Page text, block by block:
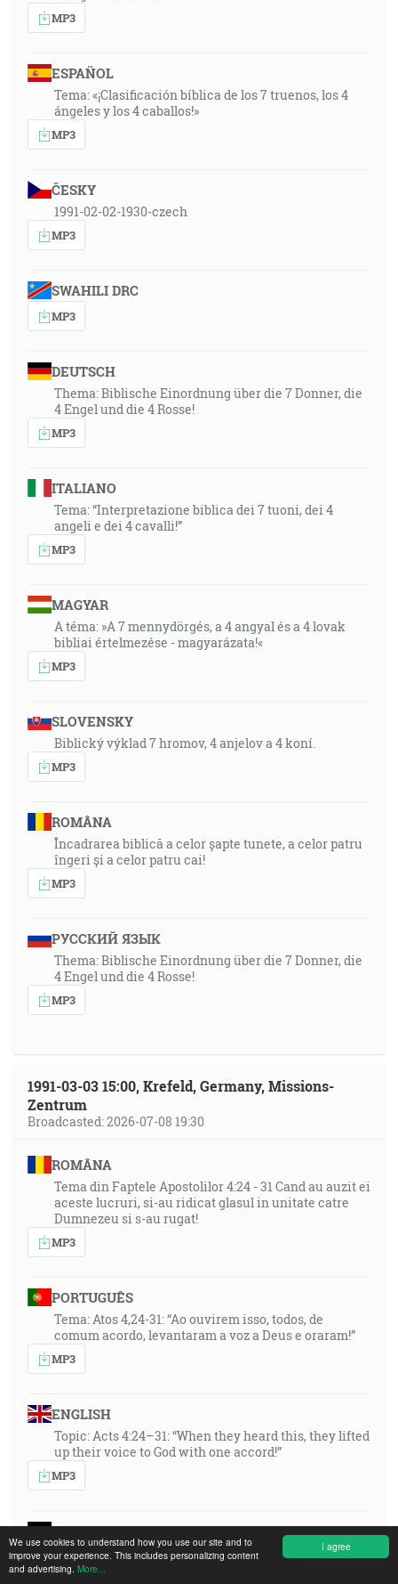
I agree
We use cookies to understand how you use our site and to
improve your experience. This includes personalizing content
and advertising. More...
MP3
ESPAÑOL
Tema: «¡Clasificación bíblica de los 7 truenos, los 4
ángeles y los 4 caballos!»
MP3
ČESKY
1991-02-02-1930-czech
MP3
SWAHILI DRC
MP3
DEUTSCH
Thema: Biblische Einordnung über die 7 Donner, die
4 Engel und die 4 Rosse!
MP3
ITALIANO
Tema: “Interpretazione biblica dei 7 tuoni, dei 4
angeli e dei 4 cavalli!”
MP3
MAGYAR
A téma: »A 7 mennydörgés, a 4 angyal és a 4 lovak
bibliai értelmezése - magyarázata!«
MP3
SLOVENSKY
Biblický výklad 7 hromov, 4 anjelov a 4 koní.
MP3
ROMÂNA
Încadrarea biblică a celor șapte tunete, a celor patru
îngeri și a celor patru cai!
MP3
РУССКИЙ ЯЗЫК
Thema: Biblische Einordnung über die 7 Donner, die
4 Engel und die 4 Rosse!
MP3
1991-03-03 15:00, Krefeld, Germany, Missions-
Zentrum
Broadcasted: 2026-07-08 19:30
ROMÂNA
Tema din Faptele Apostolilor 4:24 - 31 Cand au auzit ei
aceste lucruri, si-au ridicat glasul in unitate catre
Dumnezeu si s-au rugat!
MP3
PORTUGUÊS
Tema: Atos 4,24-31: “Ao ouvirem isso, todos, de
comum acordo, levantaram a voz a Deus e oraram!”
MP3
ENGLISH
Topic: Acts 4:24–31: “When they heard this, they lifted
up their voice to God with one accord!”
MP3
DEUTSCH
Thema: Apg. 4,24-31: Als jene es vernommen hatten,
erhoben sie einmütig ihre Stimme zu Gott und